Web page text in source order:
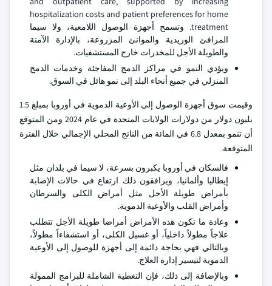
hospitalization costs and patient preferences for home
treatment. وتسمح أجهزة الوصول اللامعية، ولا سيما
المرافئ الوريدية والموانئ المزروعة، بالإدارة الآمنة
والطويلة الأجل للمخدرات خارج المستشفيات.
ويؤدي النمو في مراكز الدمج المفاجئة وخدمات الدمج
المنزلي في جميع أنحاء البلد إلى نمو هائل في السوق.
وقيمت سوق أجهزة الوصول إلى الأوعية الدموية في أوروبا بمبلغ 1.5
بليون دولار من دولارات الولايات المتحدة في عام 2024 ومن المتوقع
أن تنمو بمعدل 6.8 في المائة من الناتج المحلي الإجمالي خلال الفترة
المتوقعة.
فالسكان في أوروبا يكبرون بسرعة، لا سيما في بلدان مثل
إيطاليا وألمانيا، ويرافقون ذلك ارتفاع في حالات الإصابة
بأمراض طويلة الأجل مثل أمراض الكلى والسرطان
وأمراض القلب والأوعية الدموية.
وعادة ما تكون هذه الأمراض أمراضا طويلة الأجل تتطلب
علاجاً مطولاً داخلياً، أو غسيل الكلى، أو استشفاءاً مطولاً،
وبالتالي فهي بحاجة دائمة إلى أجهزة للوصول إلى الأوعية
الدموية لتيسير إدارة العلاج.
وبالإضافة إلى ذلك، فإن التغطية الشاملة للبرامج الممولة